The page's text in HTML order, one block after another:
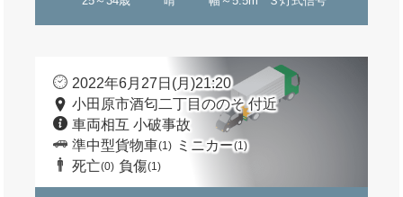
2022年6月27日(月)21:20
小田原市酒匂二丁目ののそ 付近
車両相互 小破事故
準中型貨物車(1) ミニカー(1)
死亡(0) 負傷(1)